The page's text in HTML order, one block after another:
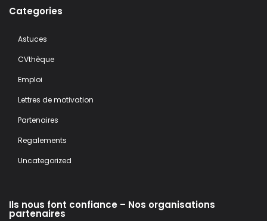
Categories
Astuces
CVthèque
Emploi
Lettres de motivation
Partenaires
Regalements
Uncategorized
Ils nous font confiance – Nos organisations
partenaires